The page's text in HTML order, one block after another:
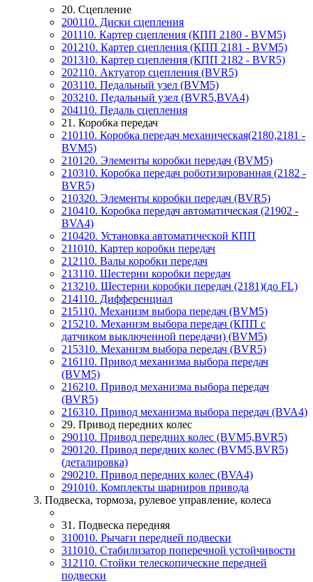
20. Сцепление
200110. Диски сцепления
201110. Картер сцепления (КПП 2180 - BVM5)
201210. Картер сцепления (КПП 2181 - BVM5)
201310. Картер сцепления (КПП 2182 - BVR5)
202110. Актуатор сцепления (BVR5)
203110. Педальный узел (BVM5)
203210. Педальный узел (BVR5,BVA4)
204110. Педаль сцепления
21. Коробка передач
210110. Коробка передач механическая(2180,2181 -
BVM5)
210120. Элементы коробки передач (BVM5)
210310. Коробка передач роботизированная (2182 -
BVR5)
210320. Элементы коробки передач (BVR5)
210410. Коробка передач автоматическая (21902 -
BVA4)
210420. Установка автоматической КПП
211010. Картер коробки передач
212110. Валы коробки передач
213110. Шестерни коробки передач
213210. Шестерни коробки передач (2181)(до FL)
214110. Дифференциал
215110. Механизм выбора передач (BVM5)
215210. Механизм выбора передач (КПП с
датчиком выключенной передачи) (BVM5)
215310. Механизм выбора передач (BVR5)
216110. Привод механизма выбора передач
(BVM5)
216210. Привод механизма выбора передач
(BVR5)
216310. Привод механизма выбора передач (BVA4)
29. Привод передних колес
290110. Привод передних колес (BVM5,BVR5)
290120. Привод передних колес (BVM5,BVR5)
(деталировка)
290210. Привод передних колес (BVA4)
291010. Комплекты шарниров привода
3. Подвеска, тормоза, рулевое управление, колеса
31. Подвеска передняя
310010. Рычаги передней подвески
311010. Стабилизатор поперечной устойчивости
312110. Стойки телескопические передней
подвески